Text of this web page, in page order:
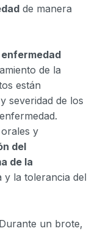
de manera
de la
están
severidad de los
y
del
de la
y la tolerancia del
Durante un brote,